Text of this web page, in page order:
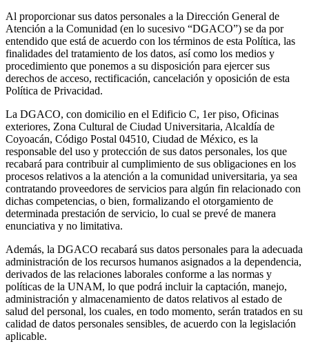
Al proporcionar sus datos personales a la Dirección General de
Atención a la Comunidad (en lo sucesivo “DGACO”) se da por
entendido que está de acuerdo con los términos de esta Política, las
finalidades del tratamiento de los datos, así como los medios y
procedimiento que ponemos a su disposición para ejercer sus
derechos de acceso, rectificación, cancelación y oposición de esta
Política de Privacidad.
La DGACO, con domicilio en el Edificio C, 1er piso, Oficinas
exteriores, Zona Cultural de Ciudad Universitaria, Alcaldía de
Coyoacán, Código Postal 04510, Ciudad de México, es la
responsable del uso y protección de sus datos personales, los que
recabará para contribuir al cumplimiento de sus obligaciones en los
procesos relativos a la atención a la comunidad universitaria, ya sea
contratando proveedores de servicios para algún fin relacionado con
dichas competencias, o bien, formalizando el otorgamiento de
determinada prestación de servicio, lo cual se prevé de manera
enunciativa y no limitativa.
Además, la DGACO recabará sus datos personales para la adecuada
administración de los recursos humanos asignados a la dependencia,
derivados de las relaciones laborales conforme a las normas y
políticas de la UNAM, lo que podrá incluir la captación, manejo,
administración y almacenamiento de datos relativos al estado de
salud del personal, los cuales, en todo momento, serán tratados en su
calidad de datos personales sensibles, de acuerdo con la legislación
aplicable.